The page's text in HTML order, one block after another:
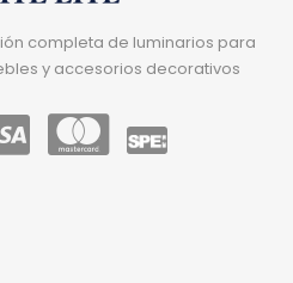
completa de luminarios para
y accesorios decorativos